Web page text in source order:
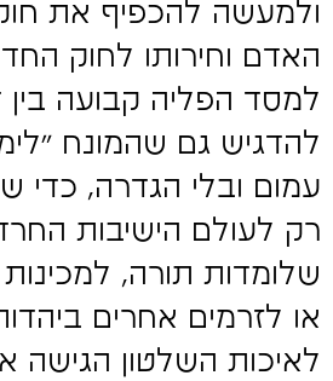
ולמעשה להכפיף את
האדם וחירותו לחוק
למסד הפליה קבועה
להדגיש גם שהמונח
עמום ובלי הגדרה, כדי
רק לעולם הישיבות
שלומדות תורה,
או לזרמים אחרים
לאיכות השלטון